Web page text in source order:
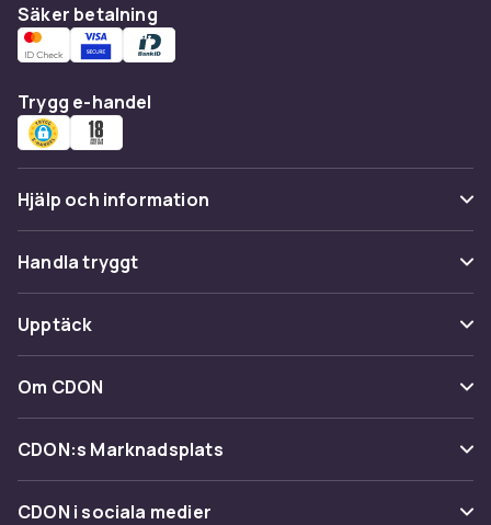
Säker betalning
Trygg e-handel
Hjälp och information
Vanliga frågor
Spåra paket
Ångra & Returnera här
Kundservice
Handla tryggt
Betalning
Leverans
Återkallelser
Upptäck
Kategorier
Varumärken
Shopit.se
Om CDON
Om oss
Kundrecensioner
CDON:s Marknadsplats
Sälj på CDON
CDON i sociala medier